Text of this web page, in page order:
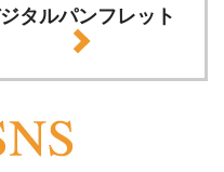
タルパンフレット